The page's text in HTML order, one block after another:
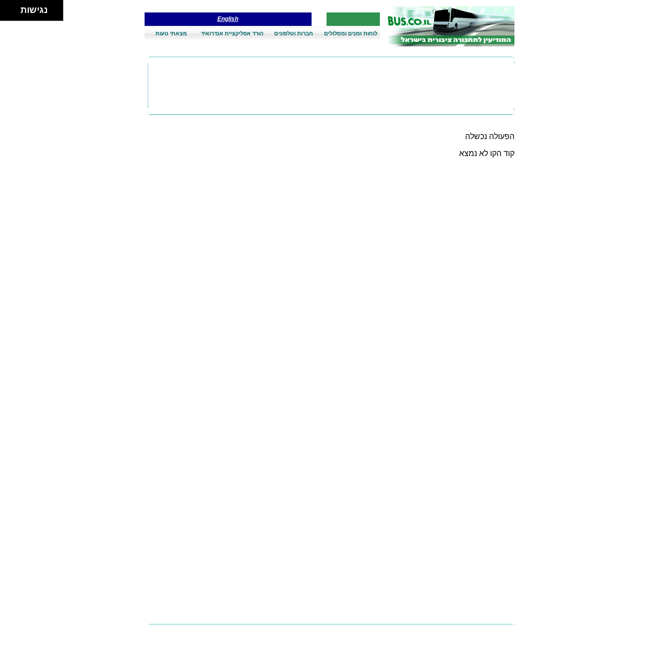
English
לוחות זמנים ומסלולים חברות וטלפונים הורד אפליקציית אנדרואיד מצאתי טעות
הפעולה נכשלה
קוד הקו לא נמצא
נגישות